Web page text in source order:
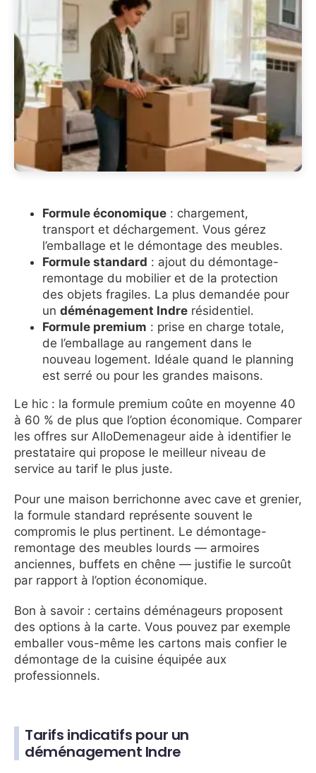
Formule économique : chargement,
transport et déchargement. Vous gérez
l’emballage et le démontage des meubles.
Formule standard : ajout du démontage-
remontage du mobilier et de la protection
des objets fragiles. La plus demandée pour
un déménagement Indre résidentiel.
Formule premium : prise en charge totale,
de l’emballage au rangement dans le
nouveau logement. Idéale quand le planning
est serré ou pour les grandes maisons.
Le hic : la formule premium coûte en moyenne 40
à 60 % de plus que l’option économique. Comparer
les offres sur AlloDemenageur aide à identifier le
prestataire qui propose le meilleur niveau de
service au tarif le plus juste.
Pour une maison berrichonne avec cave et grenier,
la formule standard représente souvent le
compromis le plus pertinent. Le démontage-
remontage des meubles lourds — armoires
anciennes, buffets en chêne — justifie le surcoût
par rapport à l’option économique.
Bon à savoir : certains déménageurs proposent
des options à la carte. Vous pouvez par exemple
emballer vous-même les cartons mais confier le
démontage de la cuisine équipée aux
professionnels.
Tarifs indicatifs pour un
déménagement Indre